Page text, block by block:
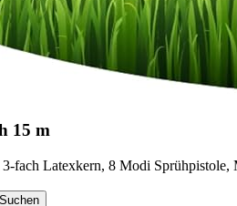
15 m
fach Latexkern, 8 Modi